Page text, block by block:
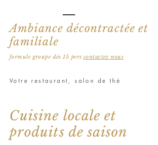
Ambiance décontractée et
familiale
formule groupe dès 15 pers contactez nous
Votre restaurant, salon de thé
Cuisine locale et
produits de saison